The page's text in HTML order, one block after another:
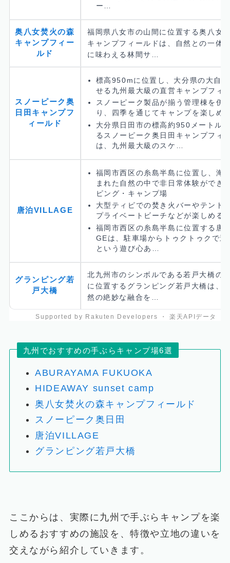
ー…
奥八女焚火の森
キャンプフィー
ルド
福岡県八女市の山間に位置する奥八女
キャンプフィールドは、自然との一体
に味わえる林間サ…
スノーピーク奥
日田キャンプフ
ィールド
標高950mに位置し、大分県の大自
せる九州最大級の直営キャンプフィ
スノーピーク製品が揃う管理棟を併
り、四季を通じてキャンプを楽しめ
大分県日田市の標高約950メートル
るスノーピーク奥日田キャンプフィ
は、九州最大級のスケ…
唐泊VILLAGE
福岡市西区の糸島半島に位置し、海
まれた自然の中で非日常体験ができ
ピング・キャンプ場
大型ティピでの焚き火バーやテント
プライベートビーチなどが楽しめる
福岡市西区の糸島半島に位置する唐
GEは、駐車場からトゥクトゥクで送
という遊び心あ…
グランピング若
戸大橋
北九州市のシンボルである若戸大橋の
に位置するグランピング若戸大橋は、
然の絶妙な融合を…
九州でおすすめの手ぶらキャンプ場6選
ABURAYAMA FUKUOKA
HIDEAWAY sunset camp
奥八女焚火の森キャンプフィールド
スノーピーク奥日田
唐泊VILLAGE
グランピング若戸大橋
ここからは、実際に九州で手ぶらキャンプを楽
しめるおすすめの施設を、特徴や立地の違いを
交えながら紹介していきます。